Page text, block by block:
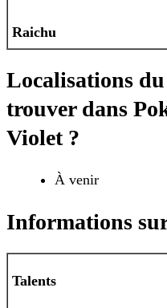
Raichu
Localisations
trouver dans
Violet ?
À venir
Informations
Talents